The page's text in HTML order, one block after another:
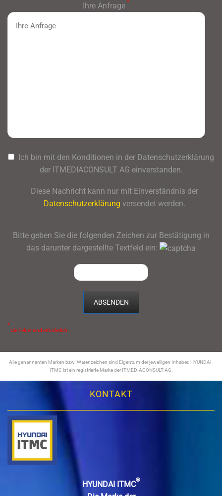
Ihre Anfrage *
Ich bin mit den Konditionen in der Datenschutzerklärung
der ITMEDIACONSULT AG einverstanden.
Diese Nachricht kann nur mit Einverständnis der
Datenschutzerklärung versendet werden.
Bitte geben Sie die folgenden Zeichen zur Bestätigung in
das darunter dargestellte Textfeld ein:
*
die Felder sind erforderlich.
Alle genannanten Marken bzw. Warenzeichen sind Eigentum der jeweiligen Inhaber. HYUNDAI-
ITMC ist ein registrierte Marke der ITMEDIACONSULT AG.
KONTAKT
HYUNDAI ITMC®